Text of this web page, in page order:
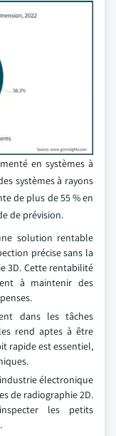
en systèmes à
systèmes à rayons
de plus de 55 % en
de prévision.
solution rentable
précise sans la
3D. Cette rentabilité
à maintenir des
dans les tâches
rend aptes à être
rapide est essentiel,
électronique
de radiographie 2D.
les petits